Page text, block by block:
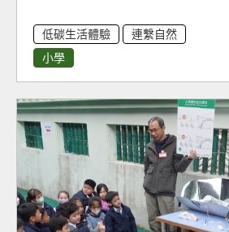
低碳生活體驗
連繫自然
小學